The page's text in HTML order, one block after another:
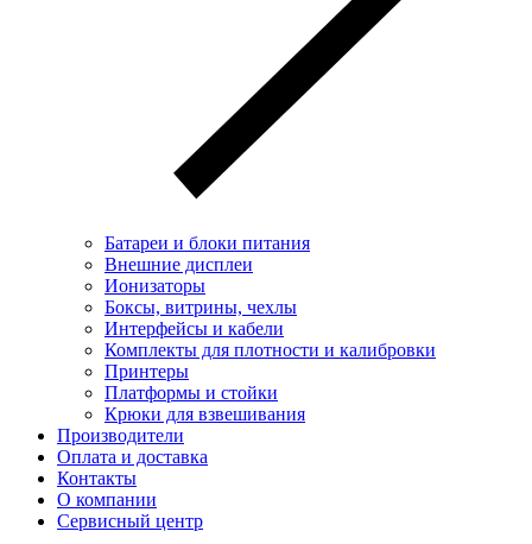
Батареи и блоки питания
Внешние дисплеи
Ионизаторы
Боксы, витрины, чехлы
Интерфейсы и кабели
Комплекты для плотности и калибровки
Принтеры
Платформы и стойки
Крюки для взвешивания
Производители
Оплата и доставка
Контакты
О компании
Сервисный центр